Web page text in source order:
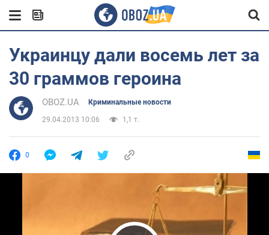
Украинцу дали восемь лет за
30 граммов героина
OBOZ.UA Криминальные новости
29.04.2013 10:06 1,1 т.
0